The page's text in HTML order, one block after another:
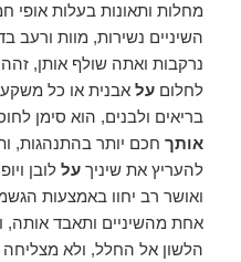
מחלות ותאונות בעלות אופי
השיניים נשירות, מוות ורעב
נרקבות ואתה שולף אותן,
לחלוםעל אבנית או כל
בריאים ולבנים, הוא סימן
אותך חכם יותר בהתנהגות,
להעריץ את שיניךעל לובן
ואושר רב יחוו באמצעות
אחת מהשיניים ותאבד
הלשון אל החלל, ולא מצליחה